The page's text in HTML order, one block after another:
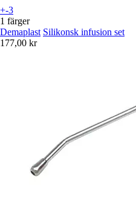
+-3
1 färger
Demaplast Silikonsk infusion set
177,00 kr